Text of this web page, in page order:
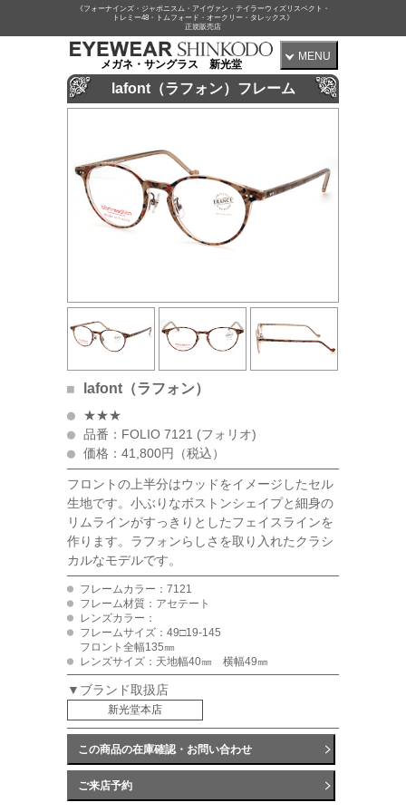
《フォーナインズ・ジャポニスム・アイヴァン・テイラーウィズリスペクト・
トレミー48・トムフォード・オークリー・タレックス》
正規販売店
メガネ・サングラス 新光堂
MENU
lafont（ラフォン）フレーム
lafont（ラフォン）
★★★
品番：FOLIO 7121 (フォリオ)
価格：41,800円（税込）
フロントの上半分はウッドをイメージしたセル
生地です。小ぶりなボストンシェイプと細身の
リムラインがすっきりとしたフェイスラインを
作ります。ラフォンらしさを取り入れたクラシ
カルなモデルです。
フレームカラー：7121
フレーム材質：アセテート
レンズカラー：
フレームサイズ：49□19-145
フロント全幅135㎜
レンズサイズ：天地幅40㎜ 横幅49㎜
▼ブランド取扱店
新光堂本店
この商品の在庫確認・お問い合わせ
ご来店予約